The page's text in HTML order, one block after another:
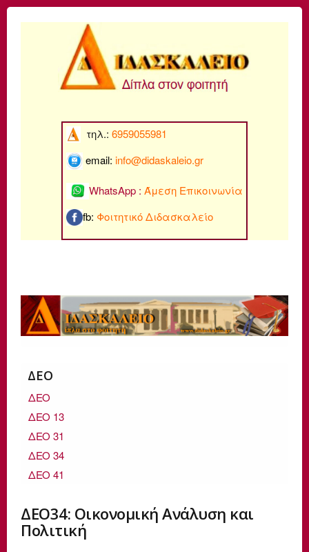
τηλ.: 6959055981
email: info@didaskaleio.gr
WhatsApp : Άμεση Επικοινωνία
fb: Φοιτητικό Διδασκαλείο
ΔΕΟ
ΔΕΟ
ΔΕΟ 13
ΔΕΟ 31
ΔΕΟ 34
ΔΕΟ 41
ΔΕΟ34: Οικονομική Ανάλυση και
Πολιτική